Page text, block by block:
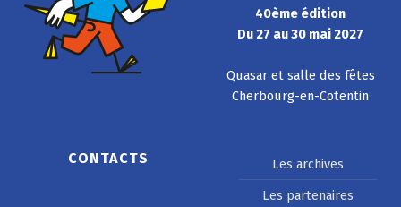
40ème édition
Du 27 au 30 mai 2027
Quasar et salle des fêtes
Cherbourg-en-Cotentin
CONTACTS
Les archives
Les partenaires